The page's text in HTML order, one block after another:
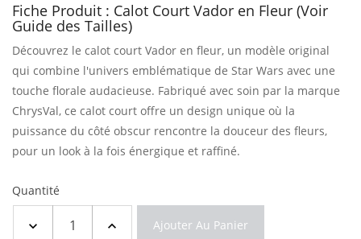
Fiche Produit : Calot Court Vador en Fleur (Voir
Guide des Tailles)
Découvrez le calot court Vador en fleur, un modèle original
qui combine l'univers emblématique de Star Wars avec une
touche florale audacieuse. Fabriqué avec soin par la marque
ChrysVal, ce calot court offre un design unique où la
puissance du côté obscur rencontre la douceur des fleurs,
pour un look à la fois énergique et raffiné.
Quantité
Ajouter Au Panier